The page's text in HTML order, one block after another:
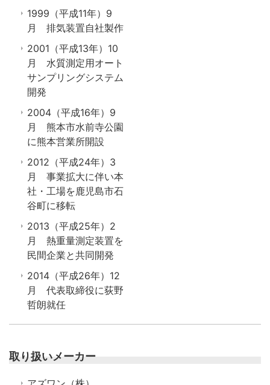
1999（平成11年）9
月 排気装置自社製作
2001（平成13年）10
月 水質測定用オート
サンプリングシステム
開発
2004（平成16年）9
月 熊本市水前寺公園
に熊本営業所開設
2012（平成24年）3
月 事業拡大に伴い本
社・工場を鹿児島市石
谷町に移転
2013（平成25年）2
月 熱重量測定装置を
民間企業と共同開発
2014（平成26年）12
月 代表取締役に荻野
哲朗就任
取り扱いメーカー